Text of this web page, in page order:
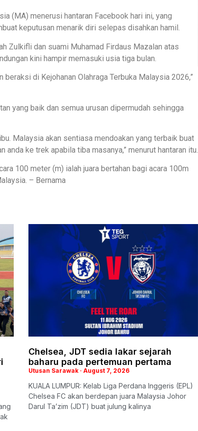
(MA) menerusi hantaran Facebook hari ini, yang
keputusan menarik diri selepas disahkan hamil.
Zulkifli dan suami Muhamad Firdaus Mazalan atas
kini hampir memasuki usia tiga bulan.
di Kejohanan Olahraga Terbuka Malaysia 2026,”
yang baik dan semua urusan dipermudah sehingga
Malaysia akan sentiasa mendoakan yang terbaik buat
anda ke trek apabila tiba masanya,” menurut hantaran itu.
100 meter (m) ialah juara bertahan bagi acara 100m
– Bernama
Chelsea, JDT sedia lakar sejarah
baharu pada pertemuan pertama
Utusan Sarawak August 7, 2026
KUALA LUMPUR: Kelab Liga Perdana Inggeris (EPL)
Chelsea FC akan berdepan juara Malaysia Johor
Darul Ta’zim (JDT) buat julung kalinya